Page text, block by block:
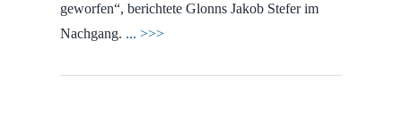
geworfen“, berichtete Glonns Jakob Stefer im
Nachgang. ... >>>